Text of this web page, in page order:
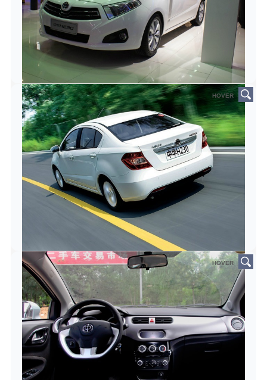
HOVER
HOVER